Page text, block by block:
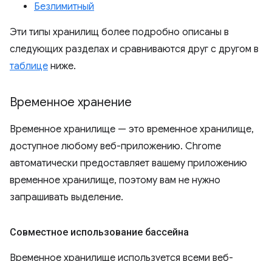
Безлимитный
Эти типы хранилищ более подробно описаны в
следующих разделах и сравниваются друг с другом в
таблице ниже.
Временное хранение
Временное хранилище — это временное хранилище,
доступное любому веб-приложению. Chrome
автоматически предоставляет вашему приложению
временное хранилище, поэтому вам не нужно
запрашивать выделение.
Совместное использование бассейна
Временное хранилище используется всеми веб-